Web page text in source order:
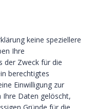
keine speziellere
Ihre
der Zweck für die
berechtigtes
Einwilligung zur
Daten gelöscht,